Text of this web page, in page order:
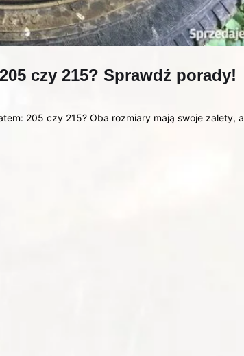
czy 215? Sprawdź porady!
205 czy 215? Oba rozmiary mają swoje zalety, a